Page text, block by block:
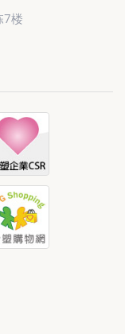
7楼